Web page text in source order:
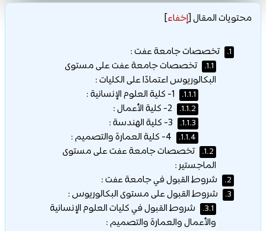
محتويات المقال[إخفاء]
1. تخصصات جامعة عفت :
1.1.
تخصصات جامعة عفت على مستوى
البكالوريوس اعتمادًا على الكليات :
1.1.1.
1.1.2.
1.1.3.
1.1.4.
1.2.
تخصصات جامعة عفت على مستوى
الماجستير :
2. شروط القبول في جامعة عفت :
3. شروط القبول على مستوى البكالوريوس :
3.1.
شروط القبول في كليات العلوم الإنسانية
والأعمال والعمارة والتصميم :